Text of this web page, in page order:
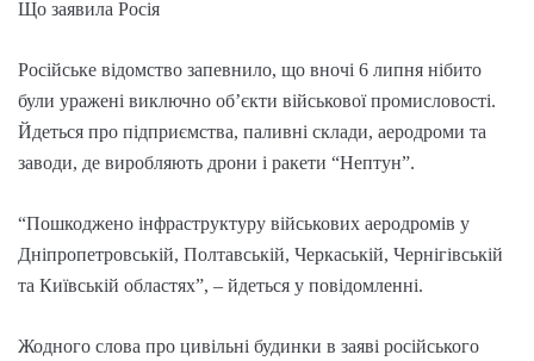
Що заявила Росія
Російське відомство запевнило, що вночі 6 липня нібито
були уражені виключно об’єкти військової промисловості.
Йдеться про підприємства, паливні склади, аеродроми та
заводи, де виробляють дрони і ракети “Нептун”.
“Пошкоджено інфраструктуру військових аеродромів у
Дніпропетровській, Полтавській, Черкаській, Чернігівській
та Київській областях”, – йдеться у повідомленні.
Жодного слова про цивільні будинки в заяві російського